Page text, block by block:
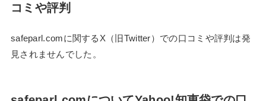
コミや評判
safeparl.comに関するX（旧Twitter）での口コミや評判は発
見されませんでした。